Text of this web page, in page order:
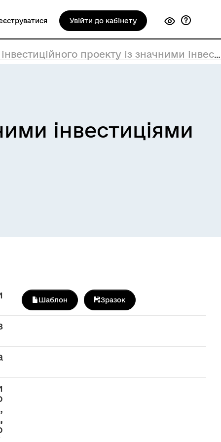
Увійти до кабінету
проекту із значними інвестиціями
інвестиціями
Шаблон Зразок